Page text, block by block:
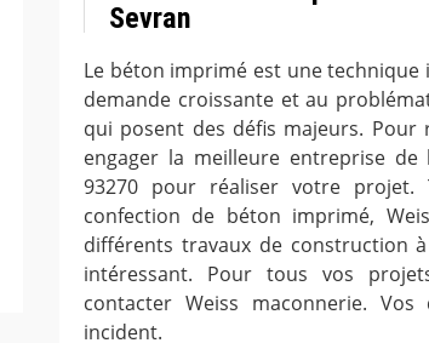
Sevran
Le béton imprimé est une
demande croissante et au
qui posent des défis majeurs. Pour
engager la meilleure entreprise
93270 pour réaliser votre projet.
confection de béton imprimé,
différents travaux de construction
intéressant. Pour tous vos
contacter Weiss maconnerie.
incident.